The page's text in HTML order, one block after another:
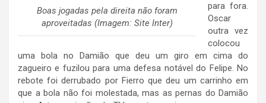
Boas jogadas pela direita não foram
aproveitadas (Imagem: Site Inter)
para fora.
Oscar
outra vez
colocou
uma bola no Damião que deu um giro em cima do
zagueiro e fuzilou para uma defesa notável do Felipe. No
rebote foi derrubado por Fierro que deu um carrinho em
que a bola não foi molestada, mas as pernas do Damião